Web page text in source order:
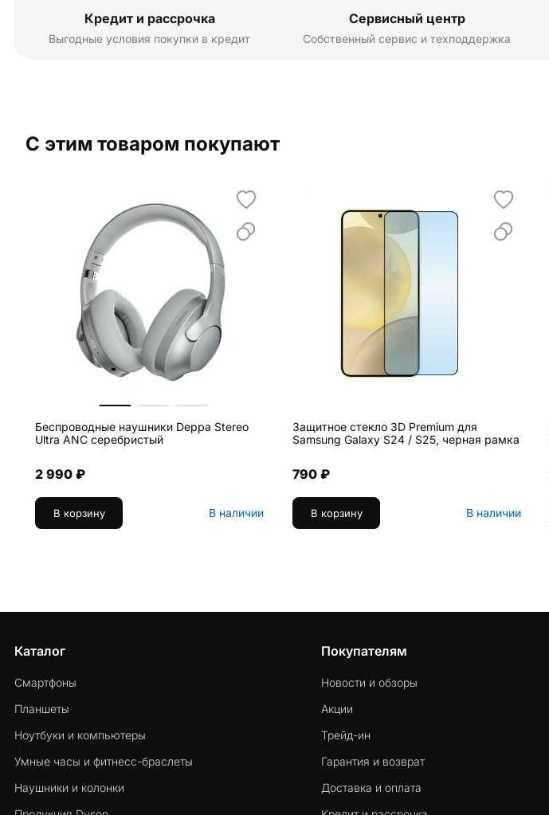
Кредит и рассрочка
Выгодные условия покупки в кредит
Сервисный центр
Собственный сервис и техподдержка
С этим товаром покупают
Беспроводные наушники Deppa Stereo
Ultra ANC серебристый
2 990 ₽
В корзину В наличии
Защитное стекло 3D Premium для
Samsung Galaxy S24 / S25, черная рамка
790 ₽
В корзину В наличии
Каталог
Смартфоны
Планшеты
Ноутбуки и компьютеры
Умные часы и фитнесс-браслеты
Наушники и колонки
Покупателям
Новости и обзоры
Акции
Трейд-ин
Гарантия и возврат
Доставка и оплата